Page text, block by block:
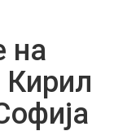
на
Кирил